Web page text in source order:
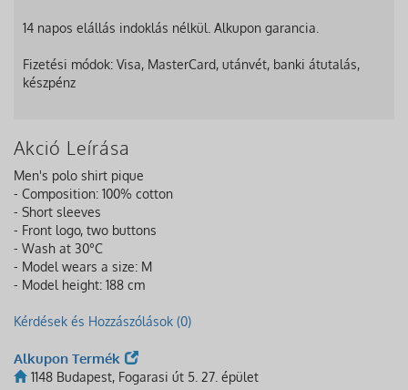
14 napos elállás indoklás nélkül. Alkupon garancia.
Fizetési módok: Visa, MasterCard, utánvét, banki átutalás,
készpénz
Akció Leírása
Men's polo shirt pique
- Composition: 100% cotton
- Short sleeves
- Front logo, two buttons
- Wash at 30°C
- Model wears a size: M
- Model height: 188 cm
Kérdések és Hozzászólások (0)
Alkupon Termék
1148 Budapest, Fogarasi út 5. 27. épület